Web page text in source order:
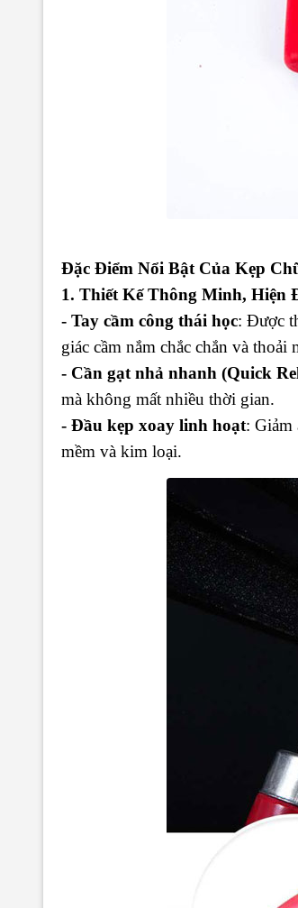
Đặc Điểm Nổi Bật Của Kẹp
1. Thiết Kế Thông Minh, Hiện
- Tay cầm công thái học: Được
giác cầm nắm chắc chắn và
- Cần gạt nhả nhanh (Quick
mà không mất nhiều thời gian.
- Đầu kẹp xoay linh hoạt: Giảm
mềm và kim loại.